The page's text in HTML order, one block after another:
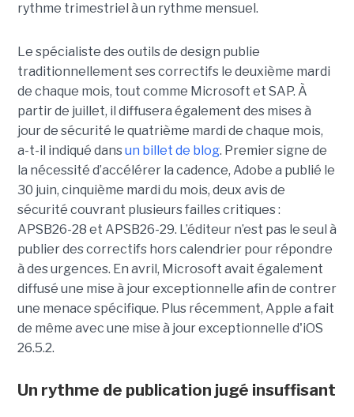
rythme trimestriel à un rythme mensuel.
Le spécialiste des outils de design publie
traditionnellement ses correctifs le deuxième mardi
de chaque mois, tout comme Microsoft et SAP. À
partir de juillet, il diffusera également des mises à
jour de sécurité le quatrième mardi de chaque mois,
a-t-il indiqué dansun billet de blog. Premier signe de
la nécessité d’accélérer la cadence, Adobe a publié le
30 juin, cinquième mardi du mois, deux avis de
sécurité couvrant plusieurs failles critiques :
APSB26-28 et APSB26-29. L’éditeur n’est pas le seul à
publier des correctifs hors calendrier pour répondre
à des urgences. En avril, Microsoft avait également
diffusé une mise à jour exceptionnelle afin de contrer
une menace spécifique. Plus récemment, Apple a fait
de même avec une mise à jour exceptionnelle d'iOS
26.5.2.
Un rythme de publication jugé insuffisant